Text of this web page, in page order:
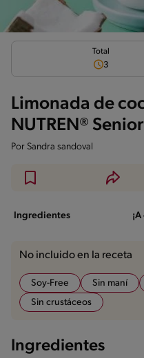
Total
3
Limonada de
NUTREN® Senior
Por Sandra sandoval
Ingredientes
No incluido en la receta
Soy-Free Sin maní
Sin crustáceos
Ingredientes